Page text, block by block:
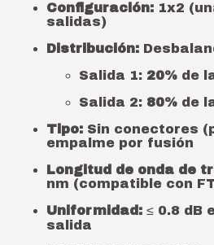
Configuración:1x2
salidas)
Distribución:
Salida 1: 20%de
Salida 2: 80%de
Tipo:Sin conectores
empalme por fusión
Longitud de onda de
nm (compatible con
Uniformidad:≤ 0.8 dB
salida